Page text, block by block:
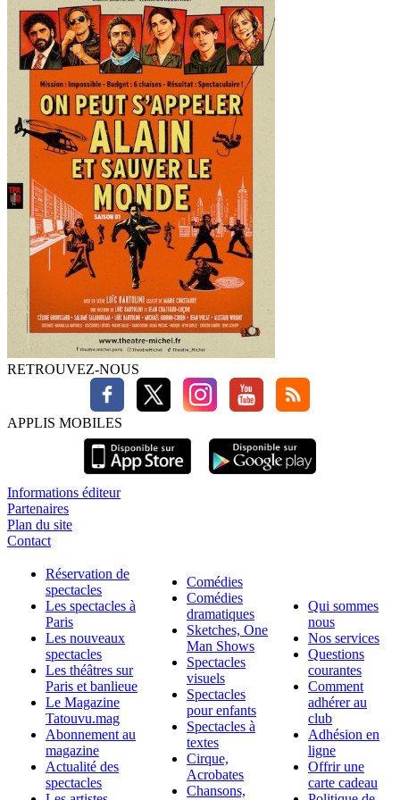
RETROUVEZ-NOUS
APPLIS MOBILES
Informations éditeur
Partenaires
Plan du site
Contact
Réservation de
spectacles
Les spectacles à
Paris
Les nouveaux
spectacles
Les théâtres sur
Paris et banlieue
Le Magazine
Tatouvu.mag
Abonnement au
magazine
Actualité des
spectacles
Comédies
Comédies
dramatiques
Sketches, One
Man Shows
Spectacles
visuels
Spectacles
pour enfants
Spectacles à
textes
Cirque,
Acrobates
Chansons,
Qui sommes
nous
Nos services
Questions
courantes
Comment
adhérer au
club
Adhésion en
ligne
Offrir une
carte cadeau